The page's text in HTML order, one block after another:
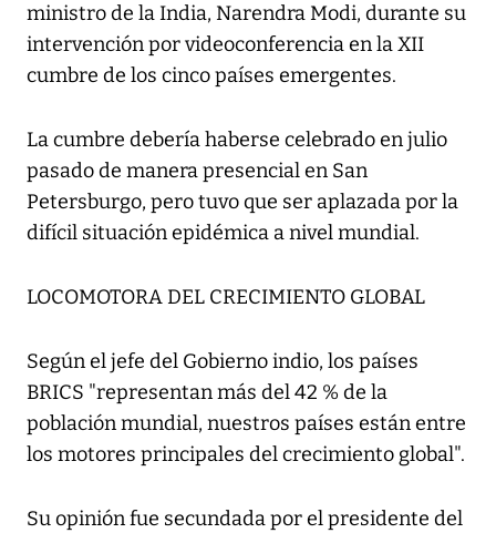
ministro de la India, Narendra Modi, durante su
intervención por videoconferencia en la XII
cumbre de los cinco países emergentes.
La cumbre debería haberse celebrado en julio
pasado de manera presencial en San
Petersburgo, pero tuvo que ser aplazada por la
difícil situación epidémica a nivel mundial.
LOCOMOTORA DEL CRECIMIENTO GLOBAL
Según el jefe del Gobierno indio, los países
BRICS "representan más del 42 % de la
población mundial, nuestros países están entre
los motores principales del crecimiento global".
Su opinión fue secundada por el presidente del